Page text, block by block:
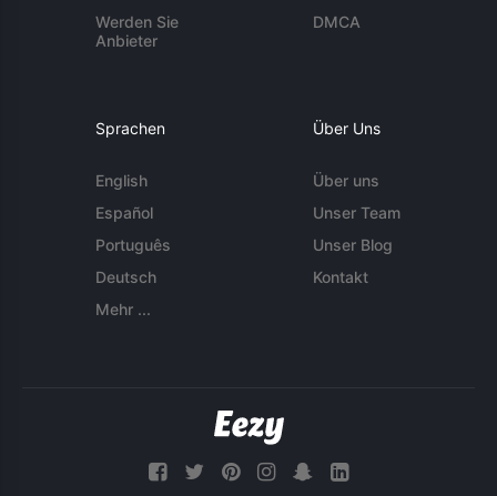
Werden Sie
Anbieter
DMCA
Sprachen
English
Español
Português
Deutsch
Mehr ...
Über Uns
Über uns
Unser Team
Unser Blog
Kontakt